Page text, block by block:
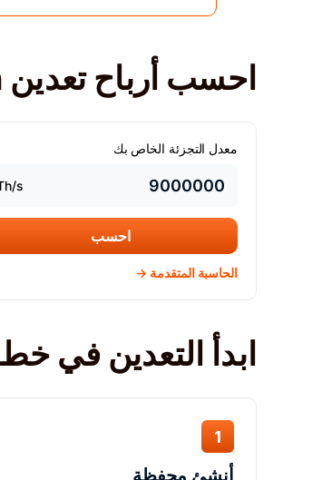
احسب أرباح تعدين Bitcoin الخاصة بك
معدل التجزئة الخاص بك
s
احسب
الحاسبة المتقدمة →
ابدأ التعدين في
1
أنشئ محفظة